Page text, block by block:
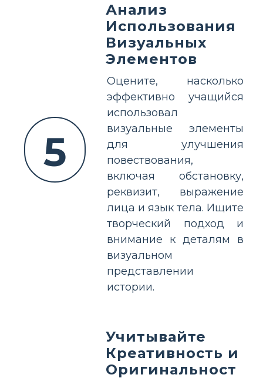
5
Анализ
Использования
Визуальных
Элементов
Оцените, насколько
эффективно учащийся
использовал
визуальные элементы
для улучшения
повествования,
включая обстановку,
реквизит, выражение
лица и язык тела. Ищите
творческий подход и
внимание к деталям в
визуальном
представлении
истории.
Учитывайте
Креативность и
Оригинальност